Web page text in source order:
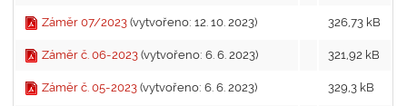
Záměr 07/2023 (vytvořeno: 12. 10. 2023) 326,73 kB
Záměr č. 06-2023 (vytvořeno: 6. 6. 2023) 321,92 kB
Záměr č. 05-2023 (vytvořeno: 6. 6. 2023) 329,3 kB